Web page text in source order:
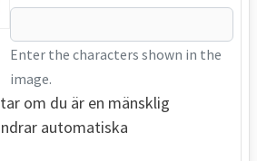
Enter the characters shown in the
image.
om du är en mänsklig
automatiska